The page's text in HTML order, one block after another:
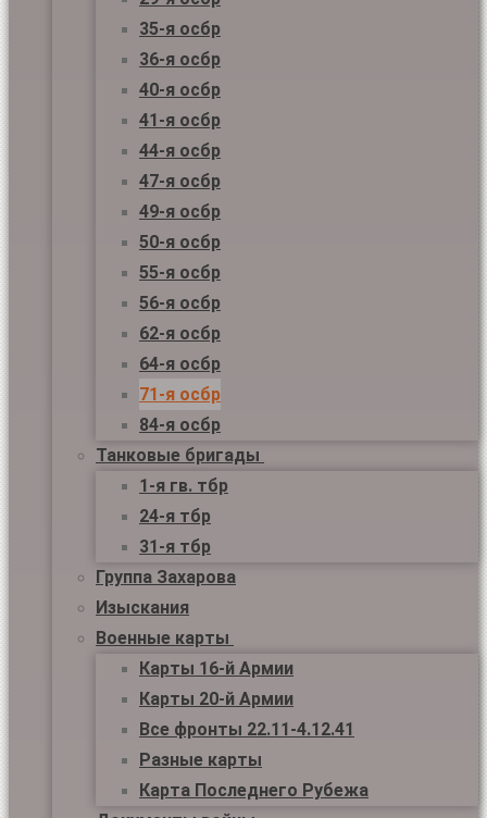
35-я осбр
36-я осбр
40-я осбр
41-я осбр
44-я осбр
47-я осбр
49-я осбр
50-я осбр
55-я осбр
56-я осбр
62-я осбр
64-я осбр
71-я осбр
84-я осбр
Танковые бригады
1-я гв. тбр
24-я тбр
31-я тбр
Группа Захарова
Изыскания
Военные карты
Карты 16-й Армии
Карты 20-й Армии
Все фронты 22.11-4.12.41
Разные карты
Карта Последнего Рубежа